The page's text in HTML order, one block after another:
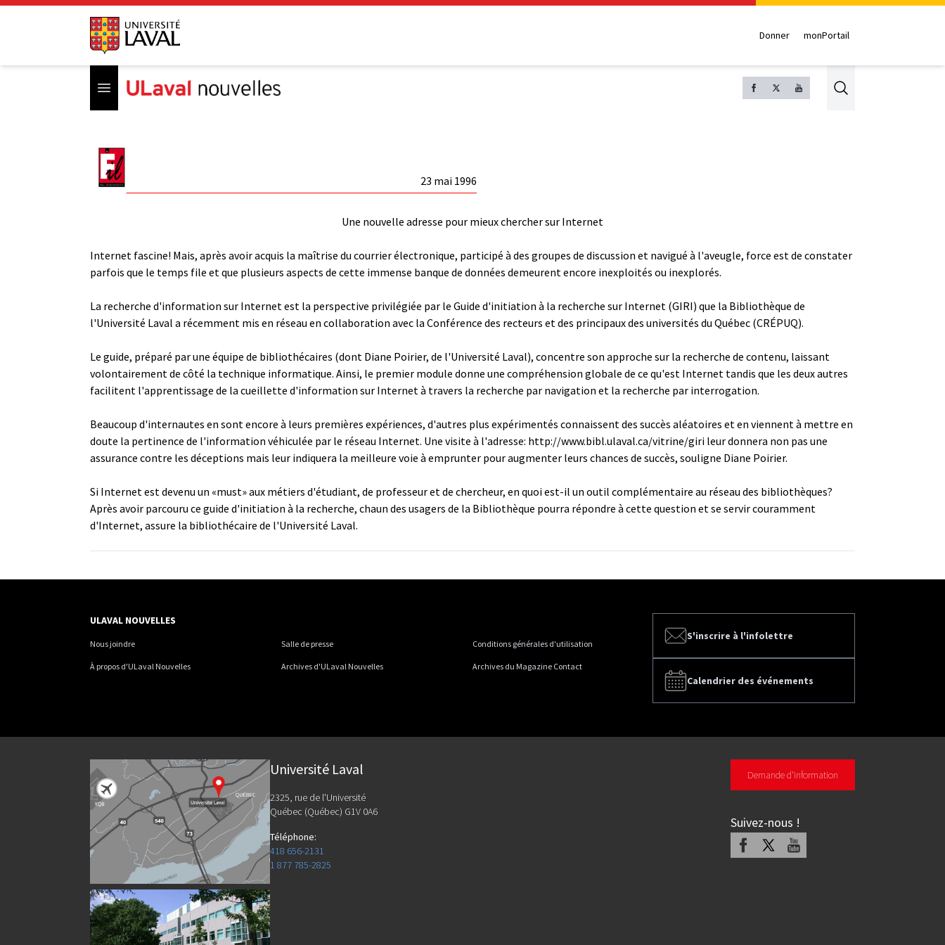
Donner monPortail
Open menu Search
23 mai 1996
Une nouvelle adresse pour mieux chercher sur Internet
Internet fascine! Mais, après avoir acquis la maîtrise du courrier électronique, participé à des groupes de discussion et navigué à l'aveugle, force est de constater
parfois que le temps file et que plusieurs aspects de cette immense banque de données demeurent encore inexploités ou inexplorés.
La recherche d'information sur Internet est la perspective privilégiée par le Guide d'initiation à la recherche sur Internet (GIRI) que la Bibliothèque de
l'Université Laval a récemment mis en réseau en collaboration avec la Conférence des recteurs et des principaux des universités du Québec (CRÉPUQ).
Le guide, préparé par une équipe de bibliothécaires (dont Diane Poirier, de l'Université Laval), concentre son approche sur la recherche de contenu, laissant
volontairement de côté la technique informatique. Ainsi, le premier module donne une compréhension globale de ce qu'est Internet tandis que les deux autres
facilitent l'apprentissage de la cueillette d'information sur Internet à travers la recherche par navigation et la recherche par interrogation.
Beaucoup d'internautes en sont encore à leurs premières expériences, d'autres plus expérimentés connaissent des succès aléatoires et en viennent à mettre en
doute la pertinence de l'information véhiculée par le réseau Internet. Une visite à l'adresse: http://www.bibl.ulaval.ca/vitrine/giri leur donnera non pas une
assurance contre les déceptions mais leur indiquera la meilleure voie à emprunter pour augmenter leurs chances de succès, souligne Diane Poirier.
Si Internet est devenu un «must» aux métiers d'étudiant, de professeur et de chercheur, en quoi est-il un outil complémentaire au réseau des bibliothèques?
Après avoir parcouru ce guide d'initiation à la recherche, chaun des usagers de la Bibliothèque pourra répondre à cette question et se servir couramment
d'Internet, assure la bibliothécaire de l'Université Laval.
S'inscrire à l'infolettre
Calendrier des événements
ULAVAL NOUVELLES
Nous joindre Salle de presse Conditions générales d'utilisation
À propos d'ULaval Nouvelles Archives d'ULaval Nouvelles Archives du Magazine Contact
Université Laval
2325, rue de l'Université
Québec (Québec) G1V 0A6
Téléphone:
418 656-2131
1 877 785-2825
Demande d'information
Suivez-nous !
Facebook Youtube